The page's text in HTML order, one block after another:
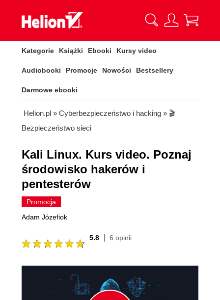
Kategorie Książki Ebooki Kursy video
Audiobooki Promocje Nowości Bestsellery
Darmowe ebooki
Helion.pl » Cyberbezpieczeństwo i hacking » 🎬
Bezpieczeństwo sieci
Kali Linux. Kurs video. Poznaj
środowisko hakerów i
pentesterów
Promocja
Adam Józefiok
5.8 6 opinii